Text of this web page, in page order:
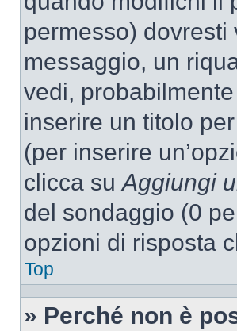
permesso) dovresti
messaggio, un
vedi,
inserire un titolo
(per inserire
clicca suAggiungi
del sondaggio (0
opzioni di risposta
Top
» Perché non è